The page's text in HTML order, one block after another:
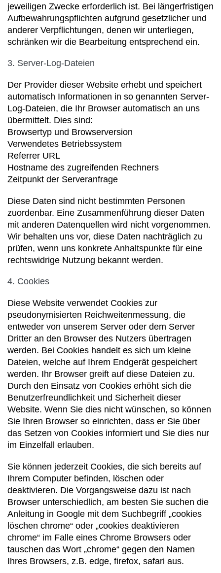
jeweiligen Zwecke erforderlich ist. Bei längerfristigen
Aufbewahrungspflichten aufgrund gesetzlicher und
anderer Verpflichtungen, denen wir unterliegen,
schränken wir die Bearbeitung entsprechend ein.
3. Server-Log-Dateien
Der Provider dieser Website erhebt und speichert
automatisch Informationen in so genannten Server-
Log-Dateien, die Ihr Browser automatisch an uns
übermittelt. Dies sind:
Browsertyp und Browserversion
Verwendetes Betriebssystem
Referrer URL
Hostname des zugreifenden Rechners
Zeitpunkt der Serveranfrage
Diese Daten sind nicht bestimmten Personen
zuordenbar. Eine Zusammenführung dieser Daten
mit anderen Datenquellen wird nicht vorgenommen.
Wir behalten uns vor, diese Daten nachträglich zu
prüfen, wenn uns konkrete Anhaltspunkte für eine
rechtswidrige Nutzung bekannt werden.
4. Cookies
Diese Website verwendet Cookies zur
pseudonymisierten Reichweitenmessung, die
entweder von unserem Server oder dem Server
Dritter an den Browser des Nutzers übertragen
werden. Bei Cookies handelt es sich um kleine
Dateien, welche auf Ihrem Endgerät gespeichert
werden. Ihr Browser greift auf diese Dateien zu.
Durch den Einsatz von Cookies erhöht sich die
Benutzerfreundlichkeit und Sicherheit dieser
Website. Wenn Sie dies nicht wünschen, so können
Sie Ihren Browser so einrichten, dass er Sie über
das Setzen von Cookies informiert und Sie dies nur
im Einzelfall erlauben.
Sie können jederzeit Cookies, die sich bereits auf
Ihrem Computer befinden, löschen oder
deaktivieren. Die Vorgangsweise dazu ist nach
Browser unterschiedlich, am besten Sie suchen die
Anleitung in Google mit dem Suchbegriff „cookies
löschen chrome“ oder „cookies deaktivieren
chrome“ im Falle eines Chrome Browsers oder
tauschen das Wort „chrome“ gegen den Namen
Ihres Browsers, z.B. edge, firefox, safari aus.